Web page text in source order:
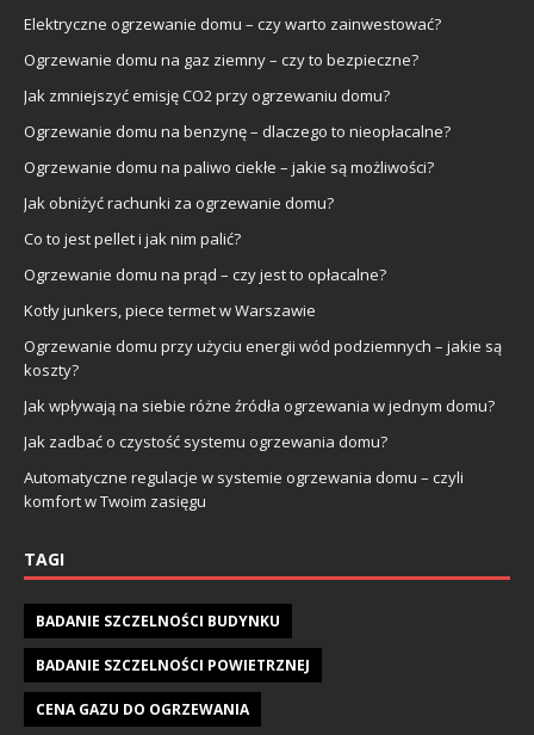
Elektryczne ogrzewanie domu – czy warto zainwestować?
Ogrzewanie domu na gaz ziemny – czy to bezpieczne?
Jak zmniejszyć emisję CO2 przy ogrzewaniu domu?
Ogrzewanie domu na benzynę – dlaczego to nieopłacalne?
Ogrzewanie domu na paliwo ciekłe – jakie są możliwości?
Jak obniżyć rachunki za ogrzewanie domu?
Co to jest pellet i jak nim palić?
Ogrzewanie domu na prąd – czy jest to opłacalne?
Kotły junkers, piece termet w Warszawie
Ogrzewanie domu przy użyciu energii wód podziemnych – jakie są
koszty?
Jak wpływają na siebie różne źródła ogrzewania w jednym domu?
Jak zadbać o czystość systemu ogrzewania domu?
Automatyczne regulacje w systemie ogrzewania domu – czyli
komfort w Twoim zasięgu
TAGI
BADANIE SZCZELNOŚCI BUDYNKU
BADANIE SZCZELNOŚCI POWIETRZNEJ
CENA GAZU DO OGRZEWANIA